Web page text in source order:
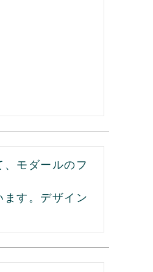
モダールのフ
す。デザイン